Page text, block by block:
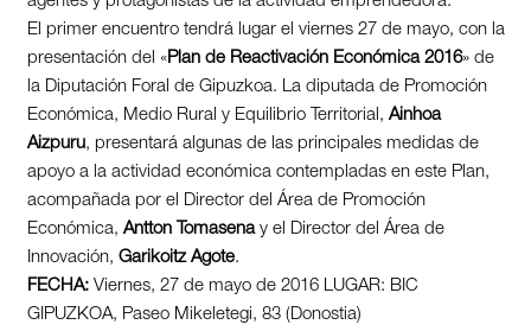
El primer encuentro tendrá lugar el viernes 27 de mayo, con la
presentación del «Plan de Reactivación Económica 2016» de
la Diputación Foral de Gipuzkoa. La diputada de Promoción
Económica, Medio Rural y Equilibrio Territorial, Ainhoa
Aizpuru, presentará algunas de las principales medidas de
apoyo a la actividad económica contempladas en este Plan,
acompañada por el Director del Área de Promoción
Económica, Antton Tomasenay el Director del Área de
Innovación, Garikoitz Agote.
FECHA:Viernes, 27 de mayo de 2016 LUGAR: BIC
GIPUZKOA, Paseo Mikeletegi, 83 (Donostia)